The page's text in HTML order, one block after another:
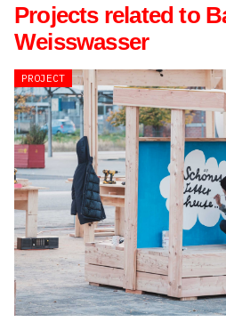
Projects related to
Weisswasser
PROJECT